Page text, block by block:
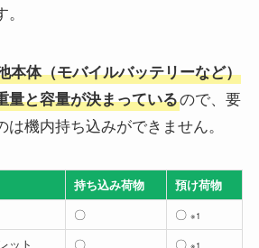
本体（モバイルバッテリーなど）
量と容量が決まっているので、要
機内持ち込みができません。
持ち込み荷物 預け荷物
〇 〇※1
ット 〇 〇※1